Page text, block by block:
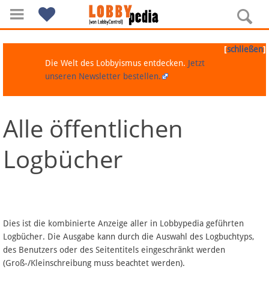
Navigation
Über Lobbypedia
Artikel nach Kategorien
FAQ
[schließen]
Die Welt des Lobbyismus entdecken. Jetzt
unseren Newsletter bestellen.
Alle öffentlichen
Logbücher
Dies ist die kombinierte Anzeige aller in Lobbypedia geführten
Logbücher. Die Ausgabe kann durch die Auswahl des Logbuchtyps,
des Benutzers oder des Seitentitels eingeschränkt werden
(Groß-/Kleinschreibung muss beachtet werden).